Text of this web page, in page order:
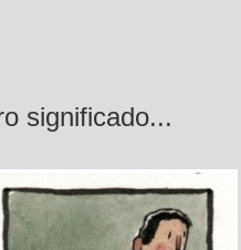
significado...